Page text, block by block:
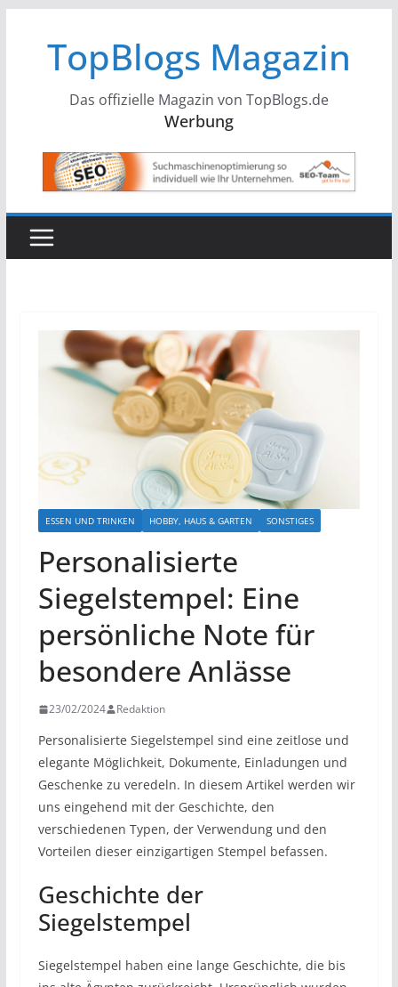
springenTopBlogs Magazin
Das offizielle Magazin von TopBlogs.de
Werbung
ESSEN UND TRINKEN HOBBY, HAUS & GARTEN SONSTIGES
Personalisierte
Siegelstempel: Eine
persönliche Note für
besondere Anlässe
23/02/2024 Redaktion
Personalisierte Siegelstempel sind eine zeitlose und
elegante Möglichkeit, Dokumente, Einladungen und
Geschenke zu veredeln. In diesem Artikel werden wir
uns eingehend mit der Geschichte, den
verschiedenen Typen, der Verwendung und den
Vorteilen dieser einzigartigen Stempel befassen.
Geschichte der
Siegelstempel
Siegelstempel haben eine lange Geschichte, die bis